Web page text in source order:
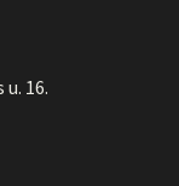
16.